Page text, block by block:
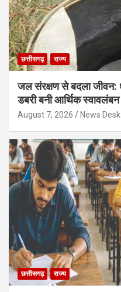
छत्तीसगढ़ राज्य
जल संरक्षण से बदला जीवन:
डबरी बनी आर्थिक
August 7, 2026 News Desk
छत्तीसगढ़ राज्य